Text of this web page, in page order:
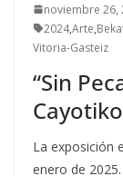
noviembre 26,
2024,Arte,
Vitoria-Gasteiz
“Sin
Cayotiko
La exposición
enero de 2025.